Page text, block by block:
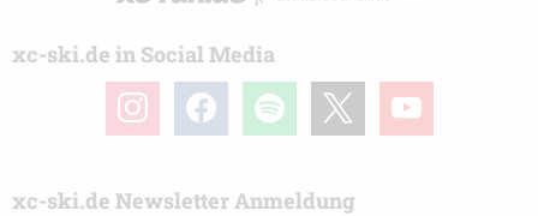
xc-ski.de in Social Media
instagramfacebook spotify youtube
xc-ski.de Newsletter Anmeldung